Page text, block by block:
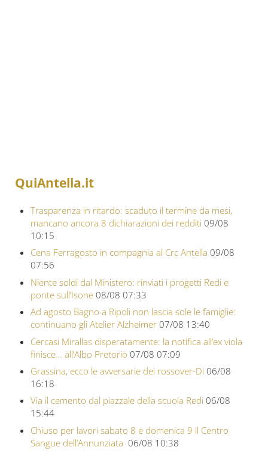
QuiAntella.it
Trasparenza in ritardo: scaduto il termine da mesi,
mancano ancora 8 dichiarazioni dei redditi 09/08
10:15
Cena Ferragosto in compagnia al Crc Antella 09/08
07:56
Niente soldi dal Ministero: rinviati i progetti Redi e
ponte sull’Isone 08/08 07:33
Ad agosto Bagno a Ripoli non lascia sole le famiglie:
continuano gli Atelier Alzheimer 07/08 13:40
Cercasi Mirallas disperatamente: la notifica all’ex viola
finisce… all’Albo Pretorio 07/08 07:09
Grassina, ecco le avversarie dei rossover-Di 06/08
16:18
Via il cemento dal piazzale della scuola Redi 06/08
15:44
Chiuso per lavori sabato 8 e domenica 9 il Centro
Sangue dell’Annunziata 06/08 10:38